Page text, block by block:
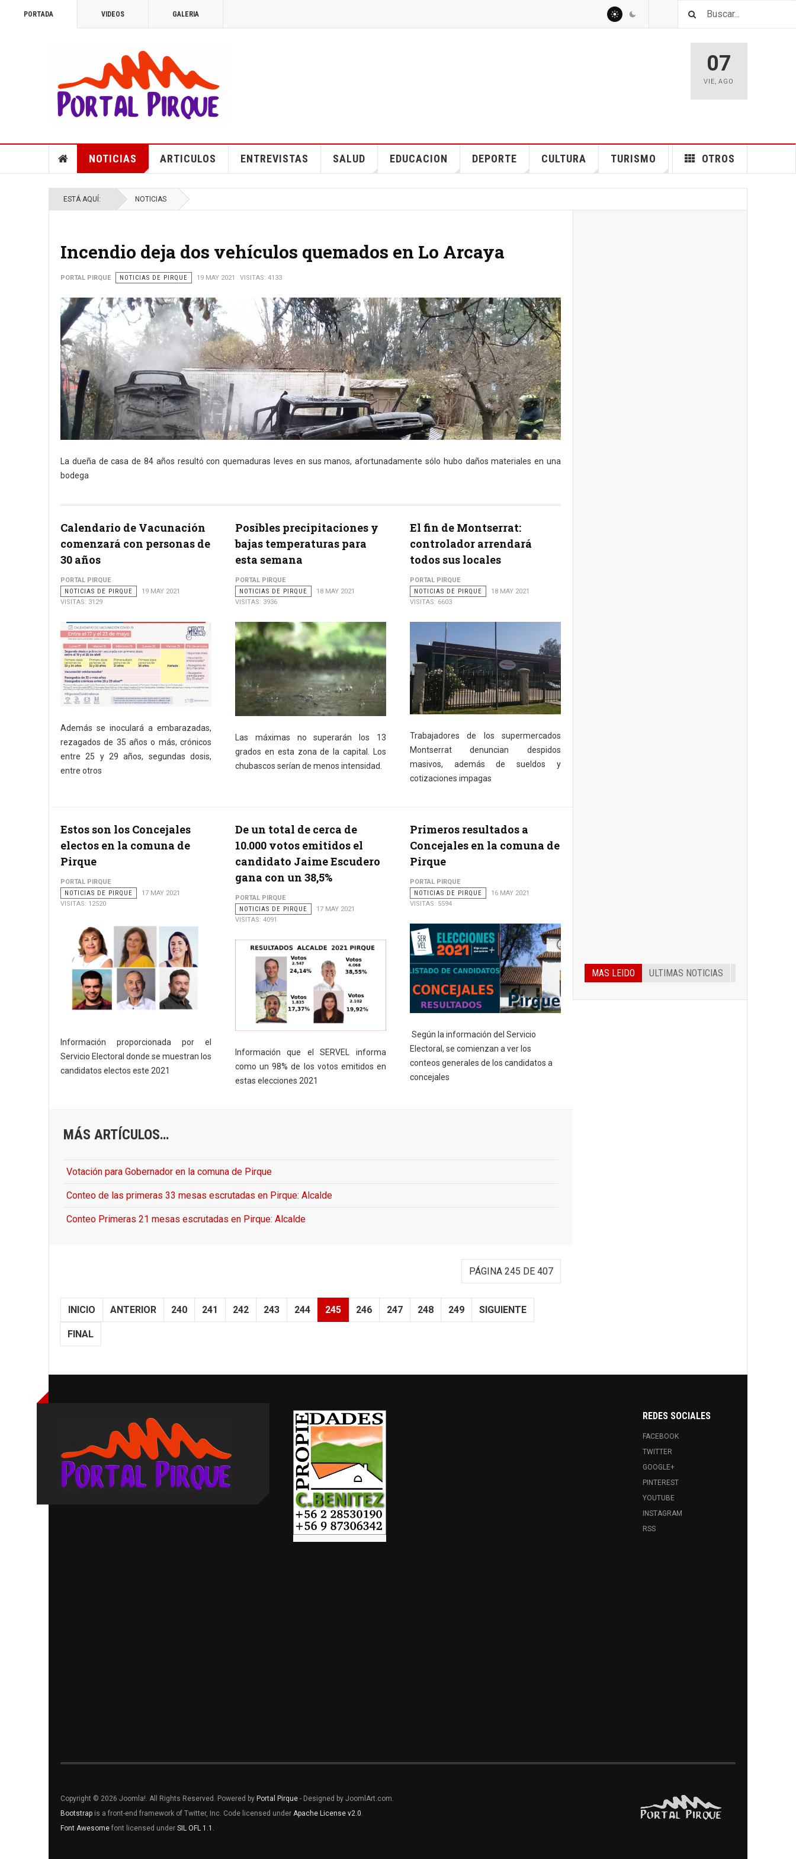
PORTADA VIDEOS GALERIA
07
VIE,AGO
NOTICIAS ARTICULOS ENTREVISTAS SALUD EDUCACION DEPORTE CULTURA TURISMO OTROS
ESTÁ AQUÍ: NOTICIAS
Incendio deja dos vehículos quemados en Lo Arcaya
PORTAL PIRQUE NOTICIAS DE PIRQUE 19 MAY 2021 VISITAS: 4133
La dueña de casa de 84 años resultó con quemaduras leves en sus manos, afortunadamente sólo hubo daños materiales en una
bodega
Calendario de Vacunación
comenzará con personas de
30 años
PORTAL PIRQUE
NOTICIAS DE PIRQUE
19 MAY 2021
VISITAS: 3129
Además se inoculará a embarazadas,
rezagados de 35 años o más, crónicos
entre 25 y 29 años, segundas dosis,
entre otros
Posibles precipitaciones y
bajas temperaturas para
esta semana
PORTAL PIRQUE
NOTICIAS DE PIRQUE
18 MAY 2021
VISITAS: 3936
Las máximas no superarán los 13
grados en esta zona de la capital. Los
chubascos serían de menos intensidad.
El fin de Montserrat:
controlador arrendará
todos sus locales
PORTAL PIRQUE
NOTICIAS DE PIRQUE
18 MAY 2021
VISITAS: 6603
Trabajadores de los supermercados
Montserrat denuncian despidos
masivos, además de sueldos y
cotizaciones impagas
Estos son los Concejales
electos en la comuna de
Pirque
PORTAL PIRQUE
NOTICIAS DE PIRQUE
17 MAY 2021
VISITAS: 12520
Información proporcionada por el
Servicio Electoral donde se muestran los
candidatos electos este 2021
De un total de cerca de
10.000 votos emitidos el
candidato Jaime Escudero
gana con un 38,5%
PORTAL PIRQUE
NOTICIAS DE PIRQUE
17 MAY 2021
VISITAS: 4091
Información que el SERVEL informa
como un 98% de los votos emitidos en
estas elecciones 2021
Primeros resultados a
Concejales en la comuna de
Pirque
PORTAL PIRQUE
NOTICIAS DE PIRQUE
16 MAY 2021
VISITAS: 5594
Según la información del Servicio
Electoral, se comienzan a ver los
conteos generales de los candidatos a
concejales
MÁS ARTÍCULOS…
Votación para Gobernador en la comuna de Pirque
Conteo de las primeras 33 mesas escrutadas en Pirque: Alcalde
Conteo Primeras 21 mesas escrutadas en Pirque: Alcalde
PÁGINA 245 DE 407
INICIO ANTERIOR 240 241 242 243 244 245 246 247 248 249 SIGUIENTE
FINAL
MAS LEIDO ULTIMAS NOTICIAS
REDES SOCIALES
FACEBOOK
TWITTER
GOOGLE+
PINTEREST
YOUTUBE
INSTAGRAM
RSS
Copyright © 2026 Joomla!. All Rights Reserved. Powered by Portal Pirque - Designed by JoomlArt.com.
Bootstrap is a front-end framework of Twitter, Inc. Code licensed under Apache License v2.0.
Font Awesome font licensed under SIL OFL 1.1 .